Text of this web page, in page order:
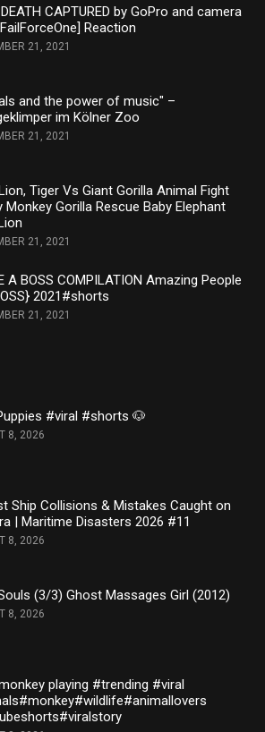
CAPTURED by GoPro and camera
Reaction
21, 2021
and the power of music" –
im Kölner Zoo
21, 2021
Tiger Vs Giant Gorilla Animal Fight
Monkey Gorilla Rescue Baby Elephant
21, 2021
A BOSS COMPILATION Amazing People
2021#shorts
21, 2021
#viral #shorts 🐶
8, 2026
Ship Collisions & Mistakes Caught on
| Maritime Disasters 2026 #11
8, 2026
(3/3) Ghost Massages Girl (2012)
8, 2026
playing #trending #viral